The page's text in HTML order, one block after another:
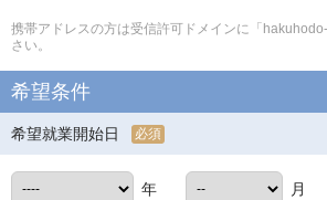
携帯アドレスの方は受信許可ドメインに「
さい。
希望条件
希望就業開始日 必須
年 月